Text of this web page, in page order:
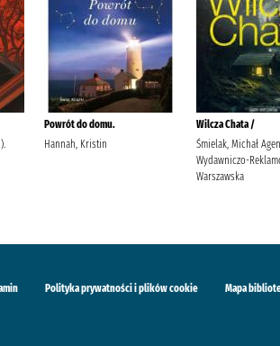
Powrót do domu.
Hannah, Kristin
Wilcza Chata /
Śmielak, Michał
Wydawniczo-
Warszawska
Polityka prywatności i plików cookie Mapa